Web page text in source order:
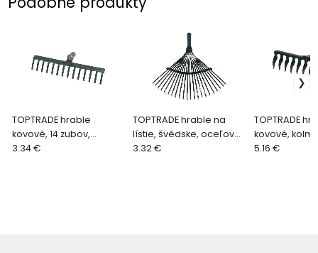
TOPTRADE hrable
kovové, 14 zubov,
štandard
3.34 €
TOPTRADE hrable na
lístie, švédske, oceľové,
s tulejou, 22 planžiet
3.32 €
TOPTRADE
kovové, kolmý
zubov, profi
5.16 €